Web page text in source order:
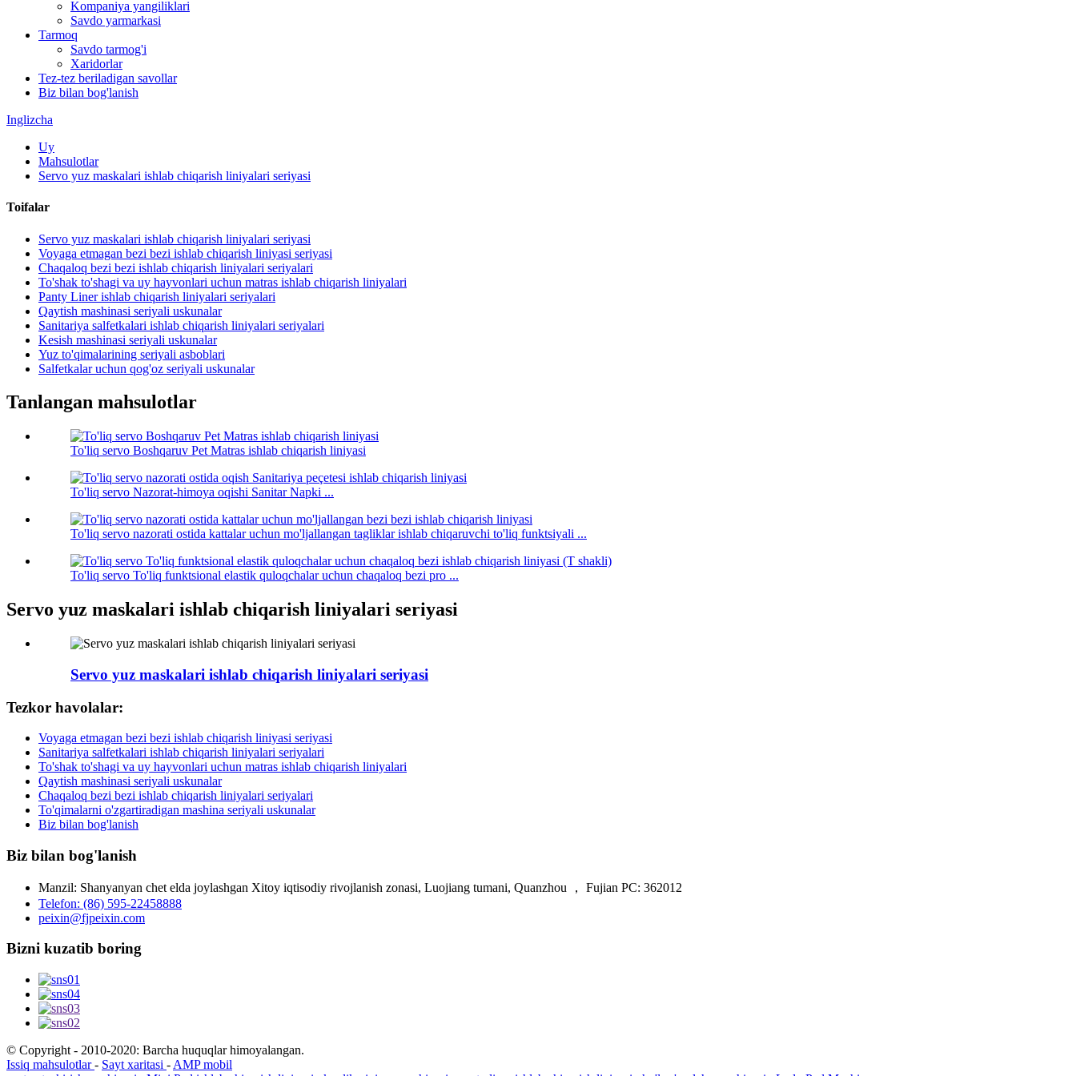
Kompaniya yangiliklari
Savdo yarmarkasi
Tarmoq
Savdo tarmog'i
Xaridorlar
Tez-tez beriladigan savollar
Biz bilan bog'lanish
Inglizcha
Uy
Mahsulotlar
Servo yuz maskalari ishlab chiqarish liniyalari seriyasi
Toifalar
Servo yuz maskalari ishlab chiqarish liniyalari seriyasi
Voyaga etmagan bezi bezi ishlab chiqarish liniyasi seriyasi
Chaqaloq bezi bezi ishlab chiqarish liniyalari seriyalari
To'shak to'shagi va uy hayvonlari uchun matras ishlab chiqarish liniyalari
Panty Liner ishlab chiqarish liniyalari seriyalari
Qaytish mashinasi seriyali uskunalar
Sanitariya salfetkalari ishlab chiqarish liniyalari seriyalari
Kesish mashinasi seriyali uskunalar
Yuz to'qimalarining seriyali asboblari
Salfetkalar uchun qog'oz seriyali uskunalar
Tanlangan mahsulotlar
To'liq servo Boshqaruv Pet Matras ishlab chiqarish liniyasi
To'liq servo Nazorat-himoya oqishi Sanitar Napki ...
To'liq servo nazorati ostida kattalar uchun mo'ljallangan tagliklar ishlab chiqaruvchi to'liq funktsiyali ...
To'liq servo To'liq funktsional elastik quloqchalar uchun chaqaloq bezi pro ...
Servo yuz maskalari ishlab chiqarish liniyalari seriyasi
Servo yuz maskalari ishlab chiqarish liniyalari seriyasi
Tezkor havolalar:
Voyaga etmagan bezi bezi ishlab chiqarish liniyasi seriyasi
Sanitariya salfetkalari ishlab chiqarish liniyalari seriyalari
To'shak to'shagi va uy hayvonlari uchun matras ishlab chiqarish liniyalari
Qaytish mashinasi seriyali uskunalar
Chaqaloq bezi bezi ishlab chiqarish liniyalari seriyalari
To'qimalarni o'zgartiradigan mashina seriyali uskunalar
Biz bilan bog'lanish
Biz bilan bog'lanish
Manzil: Shanyanyan chet elda joylashgan Xitoy iqtisodiy rivojlanish zonasi, Luojiang tumani, Quanzhou ， Fujian PC: 362012
Telefon: (86) 595-22458888
peixin@fjpeixin.com
Bizni kuzatib boring
© Copyright - 2010-2020: Barcha huquqlar himoyalangan.
Issiq mahsulotlar- Sayt xaritasi - AMP mobil